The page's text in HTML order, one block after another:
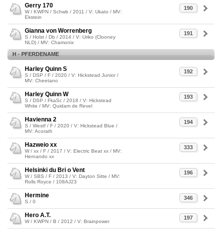
190
Gerry 170
W / KWPN / Schwb / 2011 / V: Ukato / MV:
Ekstein
191
Gianna von Worrenberg
S / Holst / Db / 2014 / V: Uriko (Clooney
NLD) / MV: Chamonix
H - PFERDENAME
192
Harley Quinn S
S / DSP / F / 2020 / V: Hickstead Junior /
MV: Cheetano
193
Harley Quinn W
S / DSP / FkaSc / 2018 / V: Hickstead
White / MV: Quidam de Revel
194
Havienna 2
S / Westf / F / 2020 / V: Hickstead Blue /
MV: Acorath
333
Hazweio xx
W / xx / F / 2017 / V: Electric Beat xx / MV:
Hernando xx
196
Helsinki du Bri o Vent
W / SBS / F / 2013 / V: Dayton Sitte / MV:
Rolls Royce / 108AJ23
346
Hermine
S / 0
197
Hero A.T.
W / KWPN / B / 2012 / V: Brainpower